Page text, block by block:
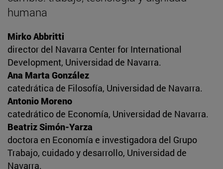
humana
Mirko Abbritti
director del Navarra Center for International
Development, Universidad de Navarra.
Ana Marta González
catedrática de Filosofía, Universidad de Navarra.
Antonio Moreno
catedrático de Economía, Universidad de Navarra.
Beatriz Simón-Yarza
doctora en Economía e investigadora del Grupo
Trabajo, cuidado y desarrollo, Universidad de
Navarra.